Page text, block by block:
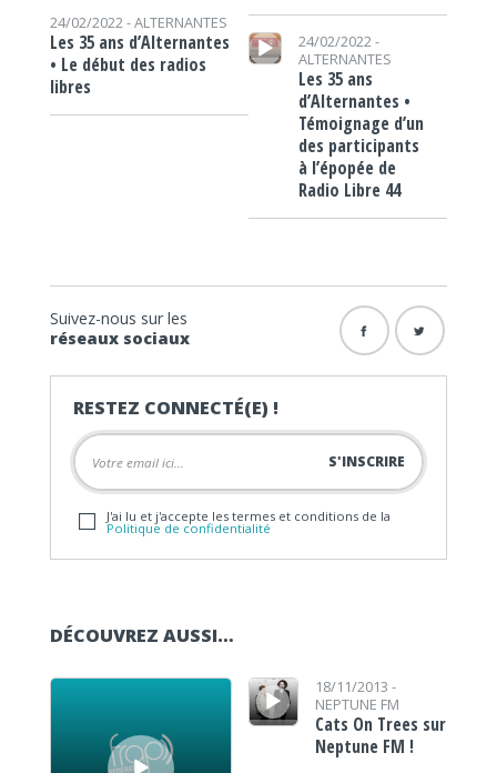
24/02/2022 -ALTERNANTES
Les 35 ans d’Alternantes
• Le début des radios
libres
Lecteur audio
24/02/2022 -
ALTERNANTES
Les 35 ans
d’Alternantes •
Témoignage d’un
des participants
à l’épopée de
Radio Libre 44
Suivez-nous sur les
réseaux sociaux
RESTEZ CONNECTÉ(E) !
J'ai lu et j'accepte les termes et conditions de la
Politique de confidentialité
DÉCOUVREZ AUSSI…
Lecteur audio
Lecteur audio18/11/2013 -
NEPTUNE FM
Cats On Trees sur
Neptune FM !